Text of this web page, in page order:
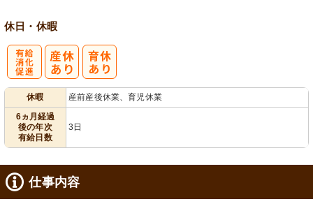
休日・休暇
休暇
産前産後休業、育児休業
6ヵ月経過
後の年次
有給日数
3日
仕事内容